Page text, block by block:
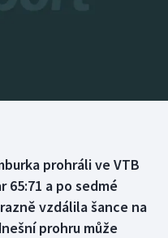
prohráli ve VTB
65:71 a po sedmé
vzdálila šance na
prohru může